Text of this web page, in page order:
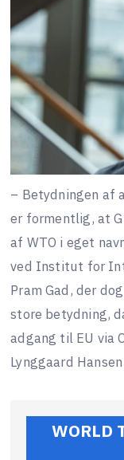
– Betydningen af
er formentlig, at
af WTO i eget
ved Institut for
Pram Gad, der
store betydning,
adgang til EU via
Lynggaard Hansen
WORLD